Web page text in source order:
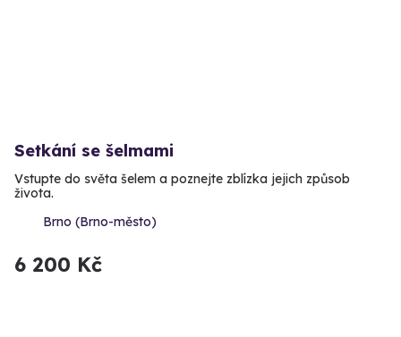
Setkání se šelmami
Vstupte do světa šelem a poznejte zblízka jejich způsob
života.
Brno (Brno-město)
6 200 Kč